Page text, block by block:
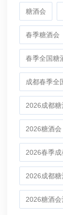
糖酒会
春季糖酒会
春季全国糖
成都春季全
2026成都糖
2026糖酒会
2026春季
2026成都
2026糖酒会